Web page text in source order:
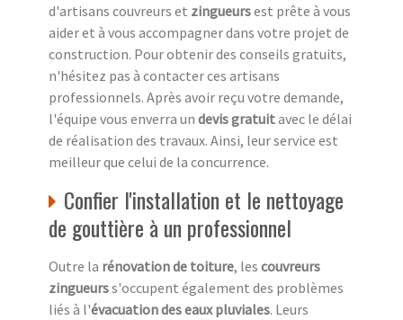
d'artisans couvreurs et zingueursest prête à vous
aider et à vous accompagner dans votre projet de
construction. Pour obtenir des conseils gratuits,
n'hésitez pas à contacter ces artisans
professionnels. Après avoir reçu votre demande,
l'équipe vous enverra un devis gratuitavec le délai
de réalisation des travaux. Ainsi, leur service est
meilleur que celui de la concurrence.
Confier l'installation et le nettoyage
de gouttière à un professionnel
Outre la rénovation de toiture, les couvreurs
zingueurss'occupent également des problèmes
liés à l'évacuation des eaux pluviales. Leurs